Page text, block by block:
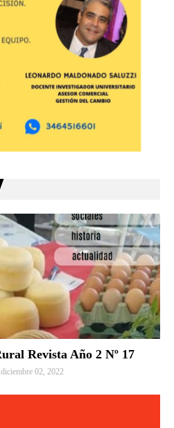
Revista Año 2 Nº 17
diciembre 02, 2022